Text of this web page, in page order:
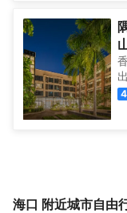
有異域風情的西式
足更多商務需求，
容納200人以上宴
效便捷商務。此外
景健身房、露天清
輕鬆之旅，體驗輕
海口 附近城市自由